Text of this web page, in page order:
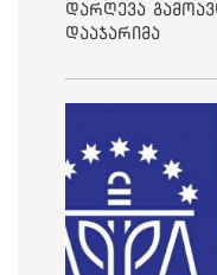
დარღევა
დააჯარიმა